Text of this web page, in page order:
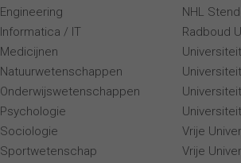
Engineering
Informatica / IT
Medicijnen
Natuurwetenschappen
Onderwijswetenschappen
Psychologie
Sociologie
Sportwetenschap
NHL
Radboud
Vrije
Vrije